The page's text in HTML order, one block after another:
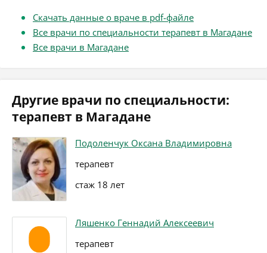
Скачать данные о враче в pdf-файле
Все врачи по специальности терапевт в Магадане
Все врачи в Магадане
Другие врачи по специальности:
терапевт в Магадане
Подоленчук Оксана Владимировна
терапевт
стаж 18 лет
Ляшенко Геннадий Алексеевич
терапевт